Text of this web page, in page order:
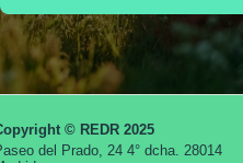
© REDR 2025
del Prado, 24 4° dcha. 28014